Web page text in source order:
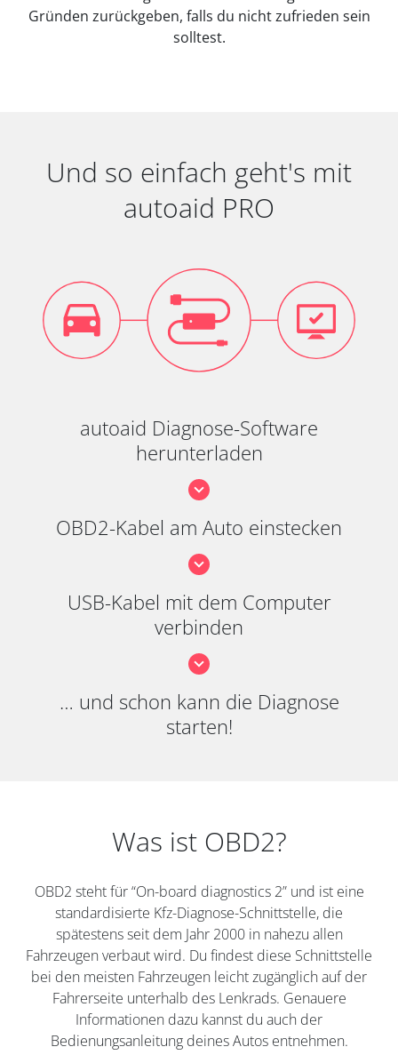
Gründen zurückgeben, falls du nicht zufrieden sein
solltest.
Und so einfach geht's mit
autoaid PRO
autoaid Diagnose-Software
herunterladen
OBD2-Kabel am Auto einstecken
USB-Kabel mit dem Computer
verbinden
… und schon kann die Diagnose
starten!
Was ist OBD2?
OBD2 steht für “On-board diagnostics 2” und ist eine
standardisierte Kfz-Diagnose-Schnittstelle, die
spätestens seit dem Jahr 2000 in nahezu allen
Fahrzeugen verbaut wird. Du findest diese Schnittstelle
bei den meisten Fahrzeugen leicht zugänglich auf der
Fahrerseite unterhalb des Lenkrads. Genauere
Informationen dazu kannst du auch der
Bedienungsanleitung deines Autos entnehmen.